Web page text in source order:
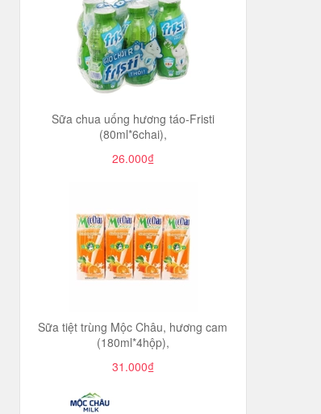
Sữa chua uống hương táo-Fristi
(80ml*6chai),
26.000₫
Sữa tiệt trùng Mộc Châu, hương cam
(180ml*4hộp),
31.000₫